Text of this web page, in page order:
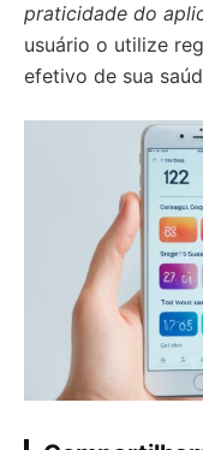
praticidade do
usuário o utilize
efetivo de sua